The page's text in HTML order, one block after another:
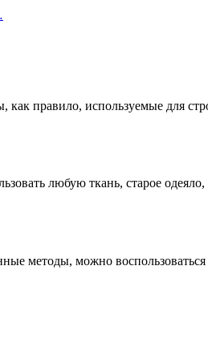
правило, используемые для
любую ткань, старое
методы, можно